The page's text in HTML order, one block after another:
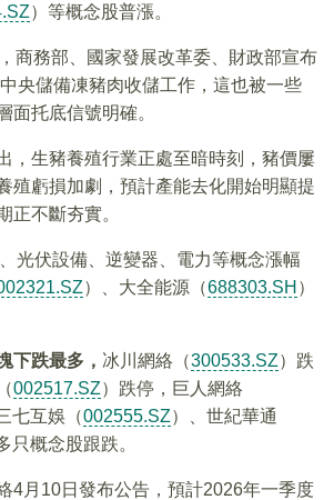
）等概念股普漲。
商務部、國家發展改革委、財政部宣布
央儲備凍豬肉收儲工作，這也被一些
面托底信號明確。
，生豬養殖行業正處至暗時刻，豬價屢
殖虧損加劇，預計產能去化開始明顯提
正不斷夯實。
光伏設備、逆變器、電力等概念漲幅
）、大全能源（688303.SH ）
下跌最多， 冰川網絡（300533.SZ）跌
002517.SZ）跌停，巨人網絡
七互娛（002555.SZ）、世紀華通
只概念股跟跌。
4月10日發布公告，預計2026年一季度